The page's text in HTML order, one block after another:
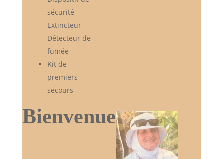
sécurité
Extincteur
Détecteur de
fumée
Kit de
premiers
secours
Bienvenue